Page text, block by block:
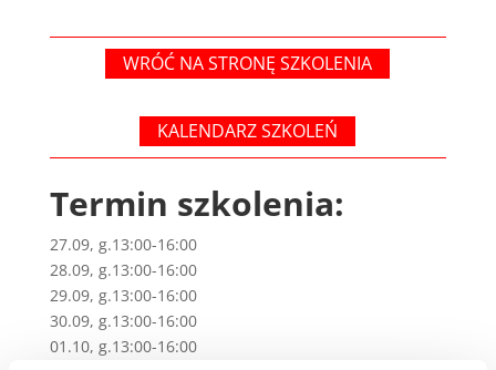
WRÓĆ NA STRONĘ SZKOLENIA
KALENDARZ SZKOLEŃ
Termin szkolenia:
27.09, g.13:00-16:00
28.09, g.13:00-16:00
29.09, g.13:00-16:00
30.09, g.13:00-16:00
01.10, g.13:00-16:00